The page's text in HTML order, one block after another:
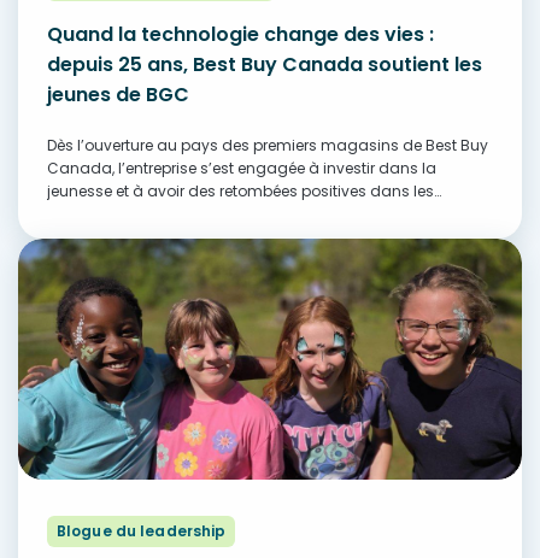
Quand la technologie change des vies :
depuis 25 ans, Best Buy Canada soutient les
jeunes de BGC
Dès l’ouverture au pays des premiers magasins de Best Buy
Canada, l’entreprise s’est engagée à investir dans la
jeunesse et à avoir des retombées positives dans les
engagement a notamment pris la…
Blogue du leadership